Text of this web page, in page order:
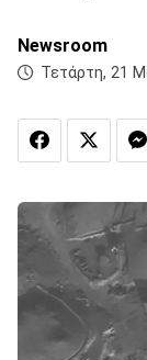
Newsroom
Τετάρτη, 21